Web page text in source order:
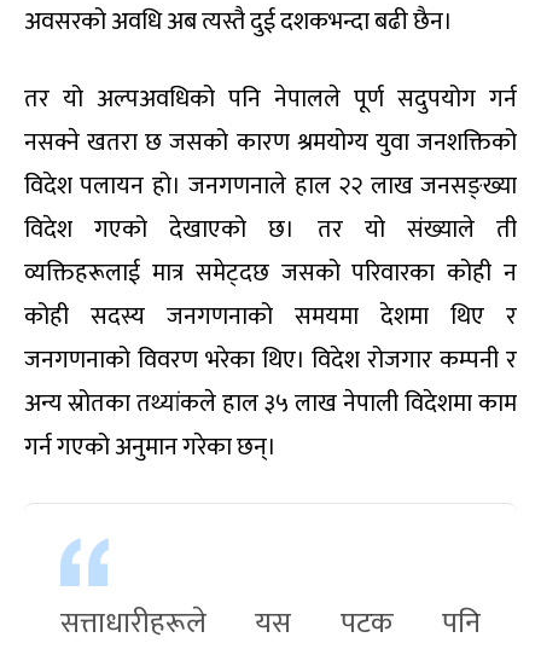
अवसरको अवधि अब त्यस्तै दुई दशकभन्दा बढी छैन।
तर यो अल्पअवधिको पनि नेपालले पूर्ण सदुपयोग गर्न
नसक्ने खतरा छ जसको कारण श्रमयोग्य युवा जनशक्तिको
विदेश पलायन हो। जनगणनाले हाल २२ लाख जनसङ्ख्या
विदेश गएको देखाएको छ। तर यो संख्याले ती
व्यक्तिहरूलाई मात्र समेट्दछ जसको परिवारका कोही न
कोही सदस्य जनगणनाको समयमा देशमा थिए र
जनगणनाको विवरण भरेका थिए। विदेश रोजगार कम्पनी र
अन्य स्रोतका तथ्यांकले हाल ३५ लाख नेपाली विदेशमा काम
गर्न गएको अनुमान गरेका छन्।
सत्ताधारीहरूले यस पटक पनि